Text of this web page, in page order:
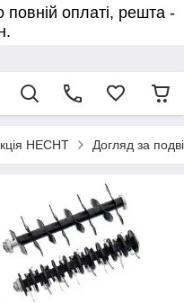
оплаті, решта -
HECHT Догляд за